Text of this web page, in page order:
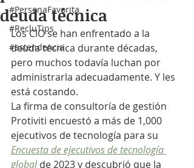
#PersonaFavorita
#RecluTips
#estendencia
deuda técnica
Los CIO se han enfrentado a la
deuda técnica durante décadas,
pero muchos todavía luchan por
administrarla adecuadamente. Y les
está costando.
La firma de consultoría de gestión
Protiviti encuestó a más de 1,000
ejecutivos de tecnología para su
Encuesta de ejecutivos de tecnología
global de 2023 y descubrió que la